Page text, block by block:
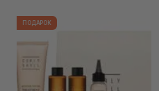
ПОДАРОК